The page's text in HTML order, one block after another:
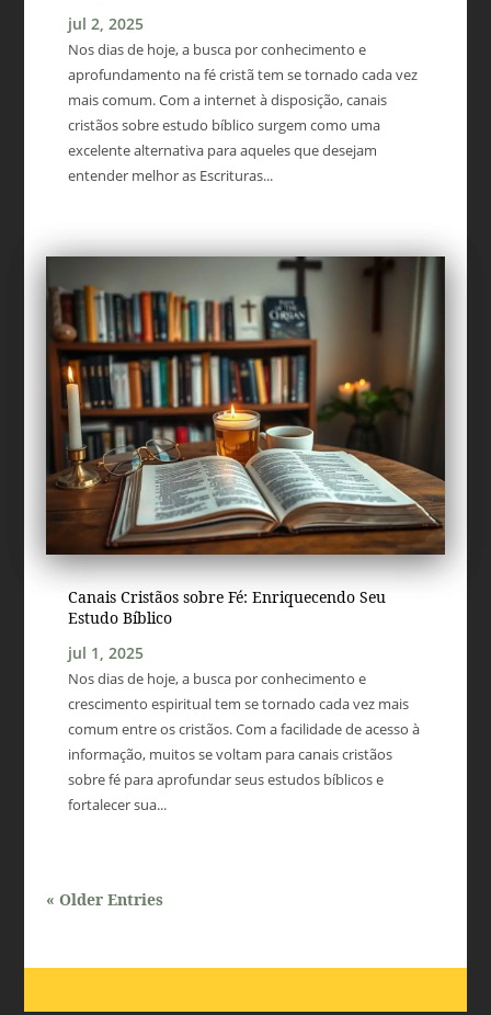
jul 2, 2025
Nos dias de hoje, a busca por conhecimento e
aprofundamento na fé cristã tem se tornado cada vez
mais comum. Com a internet à disposição, canais
cristãos sobre estudo bíblico surgem como uma
excelente alternativa para aqueles que desejam
entender melhor as Escrituras...
Canais Cristãos sobre Fé: Enriquecendo Seu
Estudo Bíblico
jul 1, 2025
Nos dias de hoje, a busca por conhecimento e
crescimento espiritual tem se tornado cada vez mais
comum entre os cristãos. Com a facilidade de acesso à
informação, muitos se voltam para canais cristãos
sobre fé para aprofundar seus estudos bíblicos e
fortalecer sua...
« Older Entries